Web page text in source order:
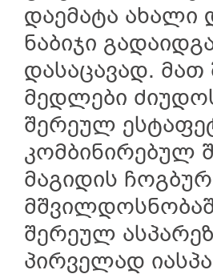
დაემატა ახალი
ნაბიჯი
დასაცავად.
მედლები
შერეულ
კომბინირებულ
მაგიდის
შერეულ
პირველად